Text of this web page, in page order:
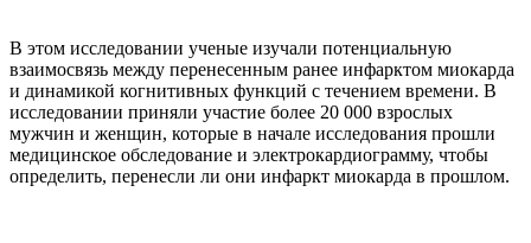
В этом исследовании ученые изучали потенциальную
взаимосвязь между перенесенным ранее инфарктом миокарда
и динамикой когнитивных функций с течением времени. В
исследовании приняли участие более 20 000 взрослых
мужчин и женщин, которые в начале исследования прошли
медицинское обследование и электрокардиограмму, чтобы
определить, перенесли ли они инфаркт миокарда в прошлом.